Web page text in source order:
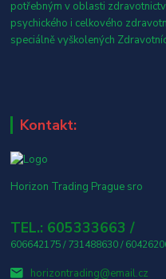
potřebným v oblasti
psychického i celkového
speciálně vyškolených
Kontakt:
Horizon Trading Prague sro
TEL.: 605333663 /
606642175 / 731488630 /
horizontrading@email.cz